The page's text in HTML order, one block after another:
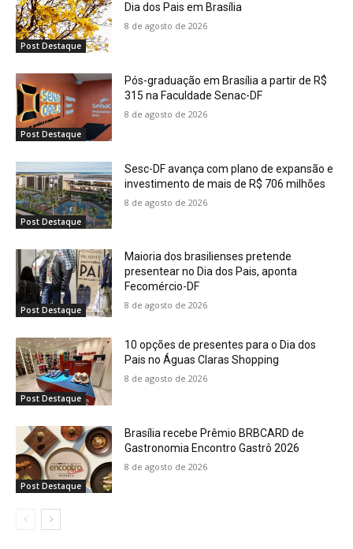
Post Destaque
Dia dos Pais em Brasília
8 de agosto de 2026
Post Destaque
Pós-graduação em Brasília a partir de R$
315 na Faculdade Senac-DF
8 de agosto de 2026
Post Destaque
Sesc-DF avança com plano de expansão e
investimento de mais de R$ 706 milhões
8 de agosto de 2026
Post Destaque
Maioria dos brasilienses pretende
presentear no Dia dos Pais, aponta
Fecomércio-DF
8 de agosto de 2026
Post Destaque
10 opções de presentes para o Dia dos
Pais no Águas Claras Shopping
8 de agosto de 2026
Post Destaque
Brasília recebe Prêmio BRBCARD de
Gastronomia Encontro Gastrô 2026
8 de agosto de 2026